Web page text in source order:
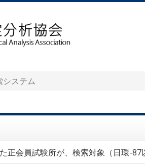
システム
会員試験所が、検索対象（日環-87